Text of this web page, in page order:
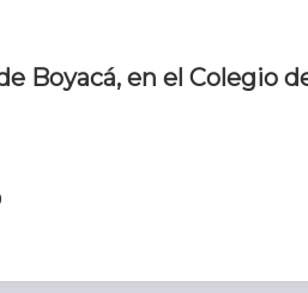
Boyacá, en el Colegio